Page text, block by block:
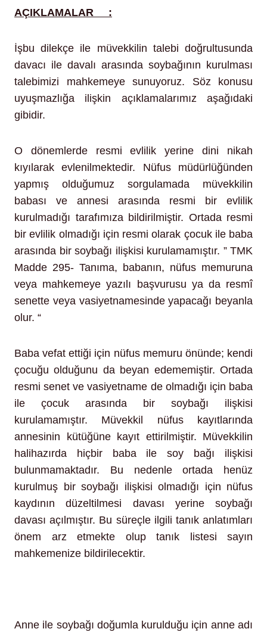
AÇIKLAMALAR :
İşbu dilekçe ile müvekkilin talebi doğrultusunda
davacı ile davalı arasında soybağının kurulması
talebimizi mahkemeye sunuyoruz. Söz konusu
uyuşmazlığa ilişkin açıklamalarımız aşağıdaki
gibidir.
O dönemlerde resmi evlilik yerine dini nikah
kıyılarak evlenilmektedir. Nüfus müdürlüğünden
yapmış olduğumuz sorgulamada müvekkilin
babası ve annesi arasında resmi bir evlilik
kurulmadığı tarafımıza bildirilmiştir. Ortada resmi
bir evlilik olmadığı için resmi olarak çocuk ile baba
arasında bir soybağı ilişkisi kurulamamıştır. ” TMK
Madde 295- Tanıma, babanın, nüfus memuruna
veya mahkemeye yazılı başvurusu ya da resmî
senette veya vasiyetnamesinde yapacağı beyanla
olur. “
Baba vefat ettiği için nüfus memuru önünde; kendi
çocuğu olduğunu da beyan edememiştir. Ortada
resmi senet ve vasiyetname de olmadığı için baba
ile çocuk arasında bir soybağı ilişkisi
kurulamamıştır. Müvekkil nüfus kayıtlarında
annesinin kütüğüne kayıt ettirilmiştir. Müvekkilin
halihazırda hiçbir baba ile soy bağı ilişkisi
bulunmamaktadır. Bu nedenle ortada henüz
kurulmuş bir soybağı ilişkisi olmadığı için nüfus
kaydının düzeltilmesi davası yerine soybağı
davası açılmıştır. Bu süreçle ilgili tanık anlatımları
önem arz etmekte olup tanık listesi sayın
mahkemenize bildirilecektir.
Anne ile soybağı doğumla kurulduğu için anne adı